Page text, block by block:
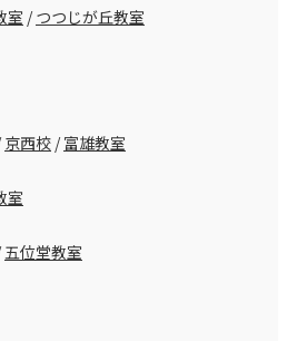
室 /つつじが丘教室
京西校 /富雄教室
室
五位堂教室